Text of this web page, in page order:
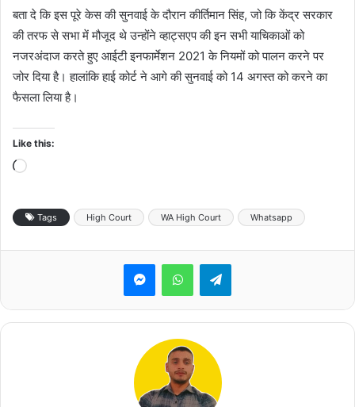
बता दे कि इस पूरे केस की सुनवाई के दौरान कीर्तिमान सिंह, जो कि केंद्र सरकार
की तरफ से सभा में मौजूद थे उन्होंने व्हाट्सएप की इन सभी याचिकाओं को
नजरअंदाज करते हुए आईटी इनफार्मेशन 2021 के नियमों को पालन करने पर
जोर दिया है। हालांकि हाई कोर्ट ने आगे की सुनवाई को 14 अगस्त को करने का
फैसला लिया है।
Like this:
Loading…
Tags High Court WA High Court Whatsapp
MessengerWhatsAppTelegram